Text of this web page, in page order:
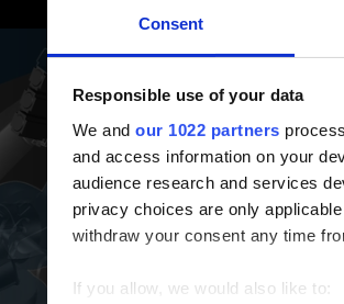
Consent
Responsible use of your data
We and our 1022 partners
and access information on your
audience research and services
privacy choices are only
withdraw your consent any time
If you allow, we would also like to: